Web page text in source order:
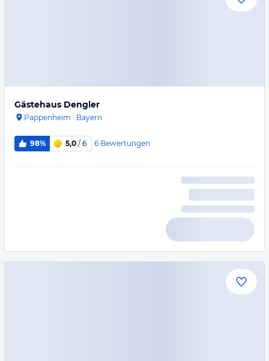
Gästehaus Dengler
Pappenheim · Bayern
98% 5,0 / 6 6 Bewertungen